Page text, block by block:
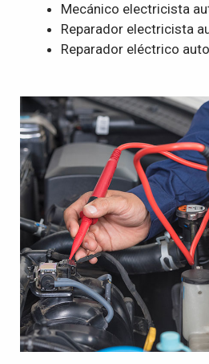
Mecánico electricista
Reparador electricista
Reparador eléctrico